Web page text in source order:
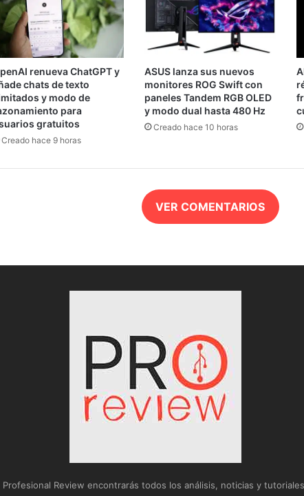
renueva ChatGPT y
chats de texto
y modo de
para
gratuitos
Creado hace 9 horas
ASUS lanza sus nuevos
monitores ROG Swift con
paneles Tandem RGB OLED
y modo dual hasta 480 Hz
Creado hace 10 horas
VER COMENTARIOS
Profesional Review encontrarás todos los análisis, noticias y tutoriales